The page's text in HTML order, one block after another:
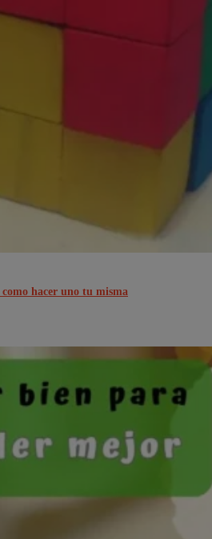
como hacer uno tu misma